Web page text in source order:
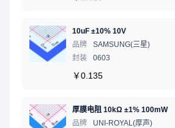
10uF ±10% 10V
品牌
SAMSUNG(三星)
封装
0603
￥0.135
厚膜电阻 10kΩ ±1% 100mW
品牌
UNI-ROYAL(厚声)